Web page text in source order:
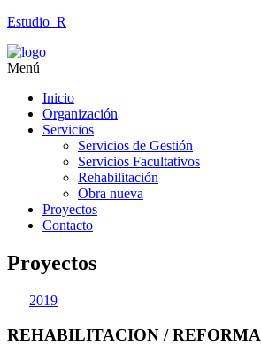
Estudio_R
Menú
Inicio
Organización
Servicios
Servicios de Gestión
Servicios Facultativos
Rehabilitación
Obra nueva
Proyectos
Contacto
Proyectos
2019
REHABILITACION / REFORMA